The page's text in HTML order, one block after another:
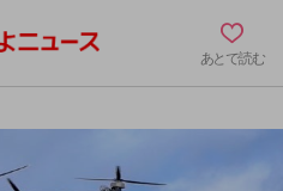
あとで読む